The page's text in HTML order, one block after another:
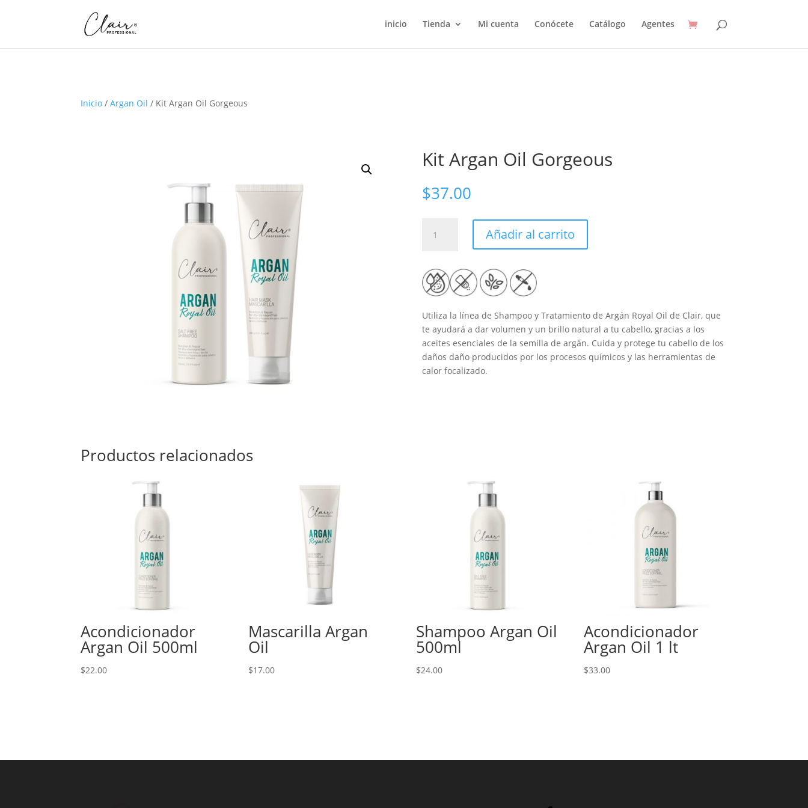
inicio Tienda Mi cuenta Conócete Catálogo Agentes
Inicio /Argan Oil / Kit Argan Oil Gorgeous
Kit Argan Oil Gorgeous
$37.00
Argan
cantidad
Añadir al carrito
Utiliza la línea de Shampoo y Tratamiento de Argán Royal Oil de Clair, que
te ayudará a dar volumen y un brillo natural a tu cabello, gracias a los
aceites esenciales de la semilla de argán. Cuida y protege tu cabello de los
daños daño producidos por los procesos químicos y las herramientas de
calor focalizado.
Productos relacionados
Acondicionador
Argan Oil 500ml
$22.00
Mascarilla Argan
Oil
$17.00
Shampoo Argan Oil
500ml
$24.00
Acondicionador
Argan Oil 1 lt
$33.00